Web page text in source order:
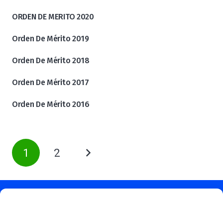
ORDEN DE MERITO 2020
Orden De Mérito 2019
Orden De Mérito 2018
Orden De Mérito 2017
Orden De Mérito 2016
1 2